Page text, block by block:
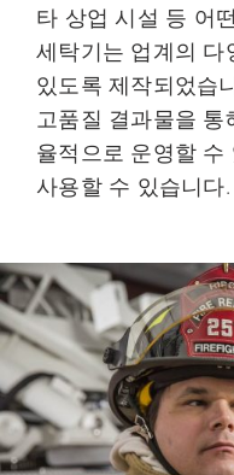
타 상업 시설 등 어
세탁기는 업계의 다
있도록 제작되었습
고품질 결과물을
율적으로 운영할
사용할 수 있습니다.